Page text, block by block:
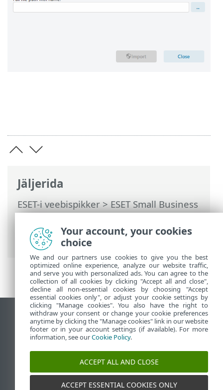
Jäljerida
ESET-i veebispikker>ESET Small Business
Security>Töötamine programmiga ESET
Small Business Security>Häälestus>
Sätete importimine ja eksportimine
Vaata tavaarvutile mõeldud veebilehte
End of Life
ESET-i teabebaas
ESET-i foorum
ESET Status Portal
Piirkondlik tugi
Your account, your cookies
choice
We and our partners use cookies to give you the best
optimized online experience, analyze our website traffic,
and serve you with personalized ads. You can agree to the
collection of all cookies by clicking "Accept all and close",
decline all non-essential cookies by choosing "Accept
essential cookies only", or adjust your cookie settings by
clicking "Manage cookies". You also have the right to
withdraw your consent or change your cookie preferences
anytime by clicking the "Manage cookies" link in our website
footer or in your account settings (if available). For more
information, see ourCookie Policy.
ACCEPT ALL AND CLOSE
ACCEPT ESSENTIAL COOKIES ONLY